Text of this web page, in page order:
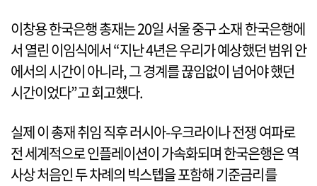
이창용 한국은행 총재는 20일 서울 중구 소재 한국은행에
서 열린 이임식에서 “지난 4년은 우리가 예상했던 범위 안
에서의 시간이 아니라, 그 경계를 끊임없이 넘어야 했던
시간이었다”고 회고했다.
실제 이 총재 취임 직후 러시아-우크라이나 전쟁 여파로
전 세계적으로 인플레이션이 가속화되며 한국은행은 역
사상 처음인 두 차례의 빅스텝을 포함해 기준금리를